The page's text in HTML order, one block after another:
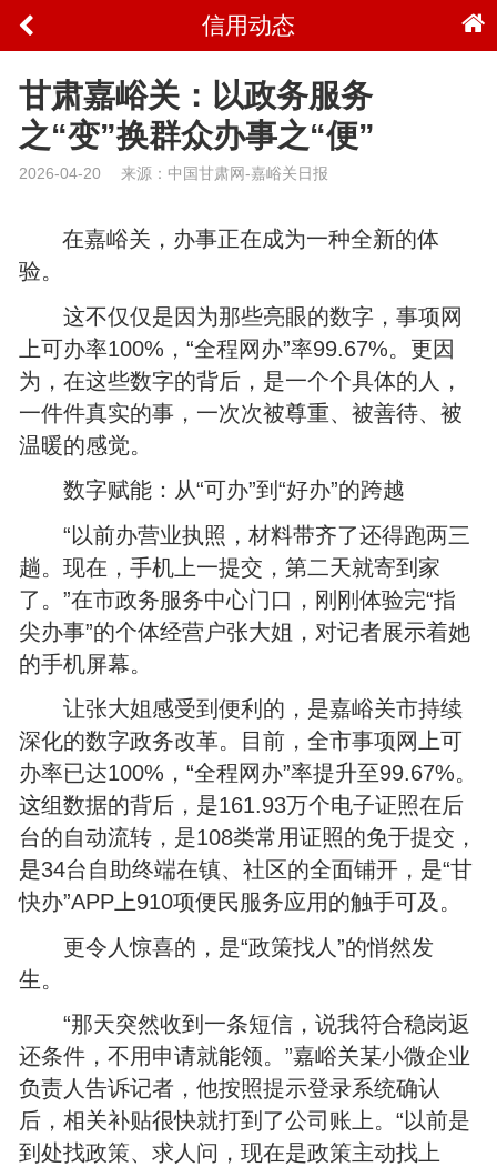
信用动态
甘肃嘉峪关：以政务服务
之“变”换群众办事之“便”
2026-04-20 来源：中国甘肃网-嘉峪关日报
在嘉峪关，办事正在成为一种全新的体
验。
这不仅仅是因为那些亮眼的数字，事项网
上可办率100%，“全程网办”率99.67%。更因
为，在这些数字的背后，是一个个具体的人，
一件件真实的事，一次次被尊重、被善待、被
温暖的感觉。
数字赋能：从“可办”到“好办”的跨越
“以前办营业执照，材料带齐了还得跑两三
趟。现在，手机上一提交，第二天就寄到家
了。”在市政务服务中心门口，刚刚体验完“指
尖办事”的个体经营户张大姐，对记者展示着她
的手机屏幕。
让张大姐感受到便利的，是嘉峪关市持续
深化的数字政务改革。目前，全市事项网上可
办率已达100%，“全程网办”率提升至99.67%。
这组数据的背后，是161.93万个电子证照在后
台的自动流转，是108类常用证照的免于提交，
是34台自助终端在镇、社区的全面铺开，是“甘
快办”APP上910项便民服务应用的触手可及。
更令人惊喜的，是“政策找人”的悄然发
生。
“那天突然收到一条短信，说我符合稳岗返
还条件，不用申请就能领。”嘉峪关某小微企业
负责人告诉记者，他按照提示登录系统确认
后，相关补贴很快就打到了公司账上。“以前是
到处找政策、求人问，现在是政策主动找上